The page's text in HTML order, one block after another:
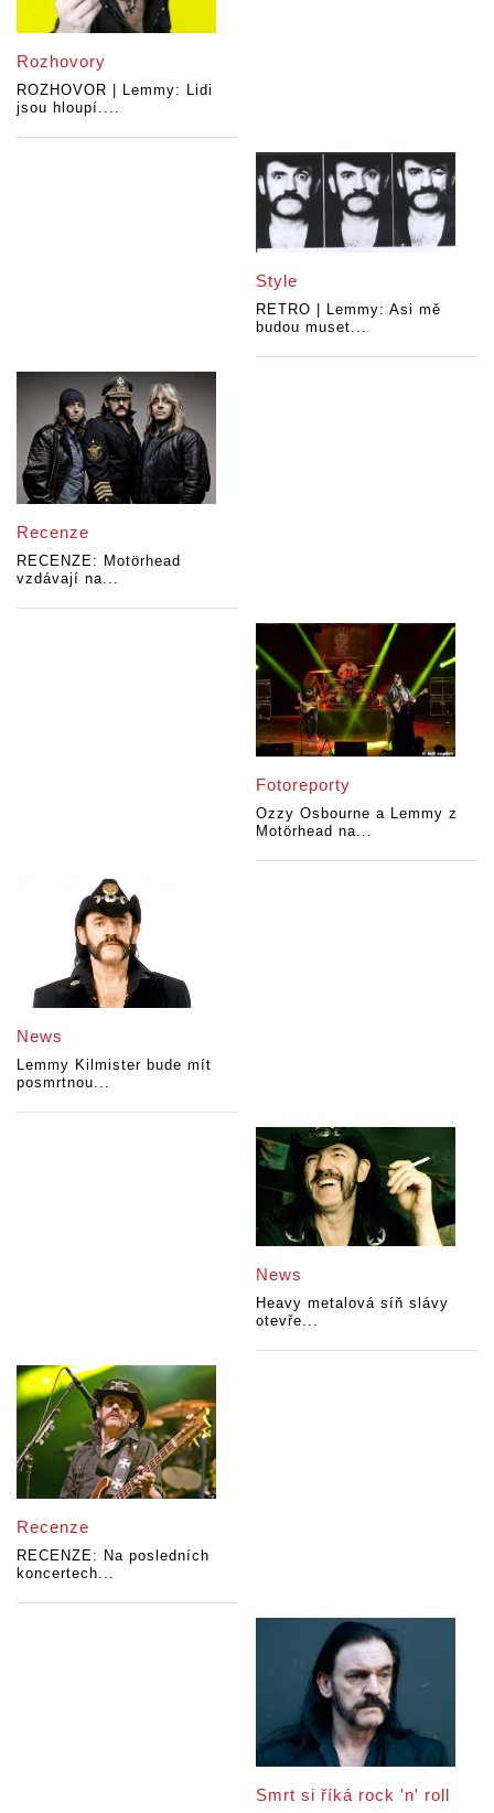
Rozhovory
ROZHOVOR | Lemmy: Lidi
jsou hloupí....
Style
RETRO | Lemmy: Asi mě
budou muset...
Recenze
RECENZE: Motörhead
vzdávají na...
Fotoreporty
Ozzy Osbourne a Lemmy z
Motörhead na...
News
Lemmy Kilmister bude mít
posmrtnou...
News
Heavy metalová síň slávy
otevře...
Recenze
RECENZE: Na posledních
koncertech...
Smrt si říká rock 'n' roll